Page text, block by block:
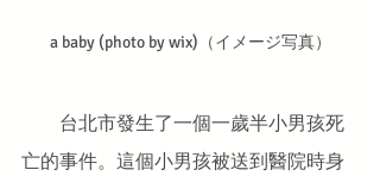
a baby (photo by wix)（イメージ写真）
台北市發生了一個一歲半小男孩死
亡的事件。這個小男孩被送到醫院時身